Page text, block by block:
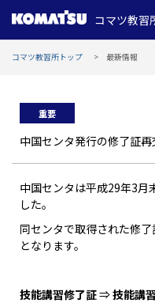
コマツ教習
コマツ教習所トップ 最新情報
重要
中国センタ発行の修了証
中国センタは平成29年3月
した。
同センタで取得された修
となります。
技能講習修了証⇒技能講